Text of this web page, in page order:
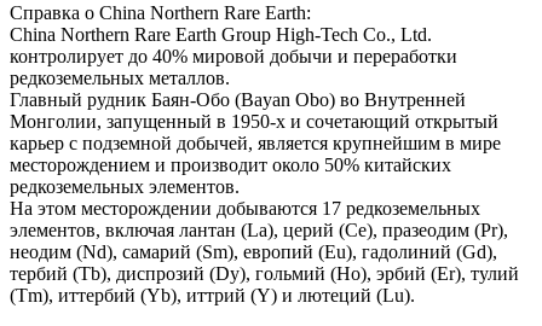
Справка о China Northern Rare Earth:
China Northern Rare Earth Group High-Tech Co., Ltd.
контролирует до 40% мировой добычи и переработки
редкоземельных металлов.
Главный рудник Баян-Обо (Bayan Obo) во Внутренней
Монголии, запущенный в 1950-х и сочетающий открытый
карьер с подземной добычей, является крупнейшим в мире
месторождением и производит около 50% китайских
редкоземельных элементов.
На этом месторождении добываются 17 редкоземельных
элементов, включая лантан (La), церий (Ce), празеодим (Pr),
неодим (Nd), самарий (Sm), европий (Eu), гадолиний (Gd),
тербий (Tb), диспрозий (Dy), гольмий (Ho), эрбий (Er), тулий
(Tm), иттербий (Yb), иттрий (Y) и лютеций (Lu).